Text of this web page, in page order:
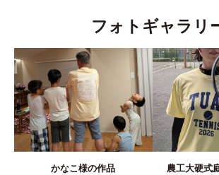
フォトギャラリ
かなこ様の作品 農工大硬式